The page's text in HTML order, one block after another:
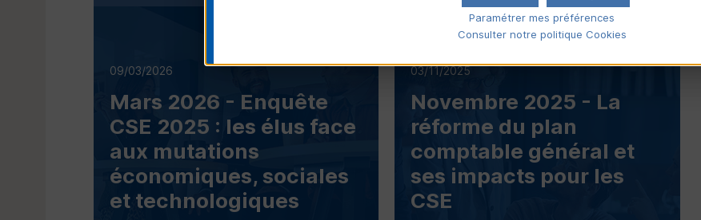
09/03/2026
Mars 2026 - Enquête
CSE 2025 : les élus face
aux mutations
économiques, sociales
et technologiques
03/11/2025
Novembre 2025 - La
réforme du plan
comptable général et
ses impacts pour les
CSE
Paramétrer mes préférences
Consulter notre politique Cookies